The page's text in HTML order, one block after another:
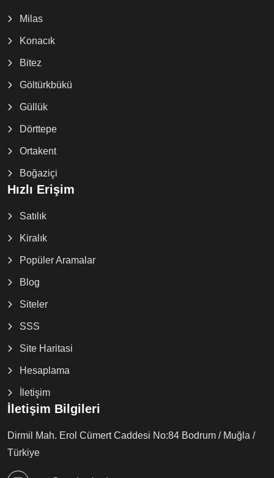
Milas
Konacık
Bitez
Göltürkbükü
Güllük
Dörttepe
Ortakent
Boğaziçi
Hızlı Erişim
Satılık
Kiralık
Popüler Aramalar
Blog
Siteler
SSS
Site Haritasi
Hesaplama
İletişim
İletişim Bilgileri
Dirmil Mah. Erol Cümert Caddesi No:84 Bodrum / Muğla /
Türkiye